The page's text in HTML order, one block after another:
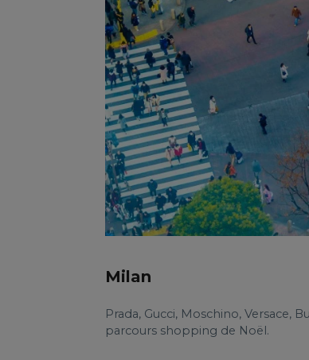
Milan
Prada, Gucci, Moschino,
parcours shopping de Noël.